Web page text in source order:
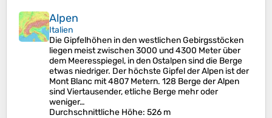
Alpen
Italien
Die Gipfelhöhen in den westlichen Gebirgsstöcken
liegen meist zwischen 3000 und 4300 Meter über
dem Meeresspiegel, in den Ostalpen sind die Berge
etwas niedriger. Der höchste Gipfel der Alpen ist der
Mont Blanc mit 4807 Metern. 128 Berge der Alpen
sind Viertausender, etliche Berge mehr oder
weniger…
Durchschnittliche Höhe: 526 m